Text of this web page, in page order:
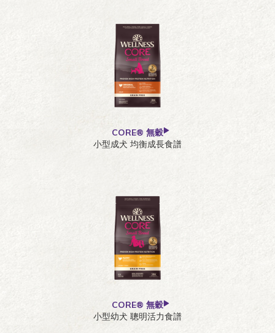
CORE® 無穀
小型成犬 均衡成長食譜
CORE® 無穀
小型幼犬 聰明活力食譜